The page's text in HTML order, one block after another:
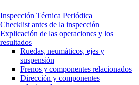
Inspección Técnica Periódica
Checklist antes de la inspección
Explicación de las operaciones y los
resultados
Ruedas, neumáticos, ejes y
suspensión
Frenos y componentes relacionados
Dirección y componentes